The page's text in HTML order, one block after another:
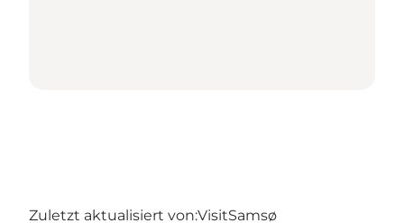
Zuletzt aktualisiert von:VisitSamsø